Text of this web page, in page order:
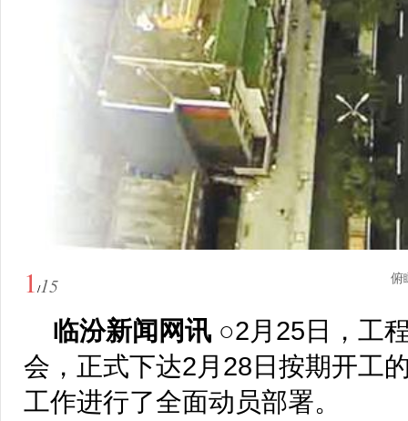
1 /15 俯
临汾新闻网讯 ○2月25日，工
会，正式下达2月28日按期开工
工作进行了全面动员部署。